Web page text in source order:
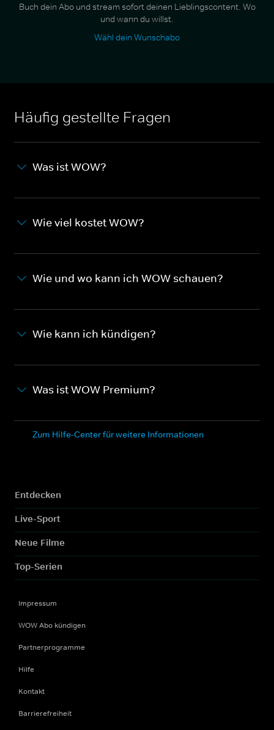
Buch dein Abo und stream sofort deinen Lieblingscontent. Wo
und wann du willst.
Wähl dein Wunschabo
Häufig gestellte Fragen
Was ist WOW?
Wie viel kostet WOW?
Wie und wo kann ich WOW schauen?
Wie kann ich kündigen?
Was ist WOW Premium?
Zum Hilfe-Center für weitere Informationen
Entdecken
Live-Sport
Neue Filme
Top-Serien
Impressum
WOW Abo kündigen
Partnerprogramme
Hilfe
Kontakt
Barrierefreiheit